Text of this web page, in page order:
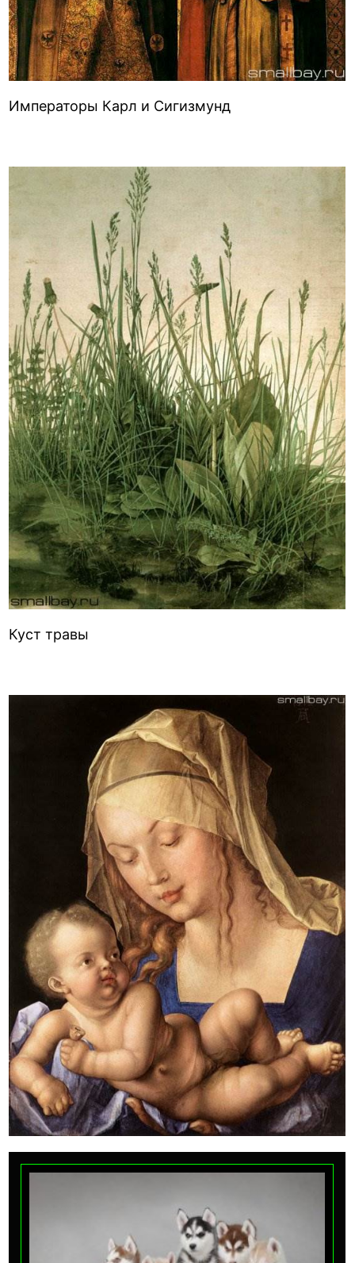
Императоры Карл и Сигизмунд
Куст травы